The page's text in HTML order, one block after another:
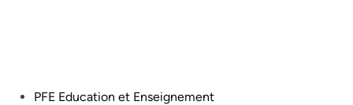
PostedPFE Education et Enseignement